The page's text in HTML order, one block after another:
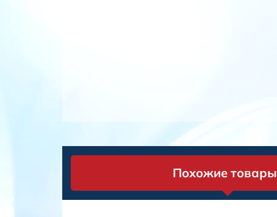
Похожие товары